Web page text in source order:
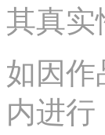
其真实
如因作
内进行